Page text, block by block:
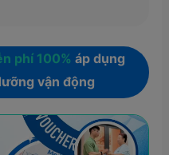
phí 100% áp dụng
vận động